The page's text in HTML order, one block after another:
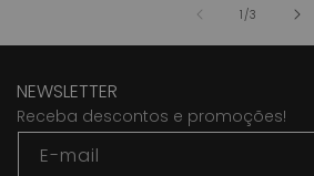
1 /de
3
NEWSLETTER
Receba descontos e promoções!
E-mail